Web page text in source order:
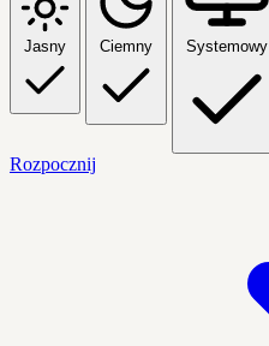
Jasny Ciemny Systemowy
Rozpocznij